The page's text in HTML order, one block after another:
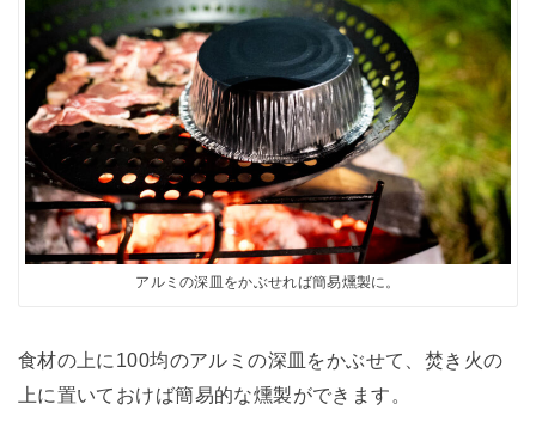
アルミの深皿をかぶせれば簡易燻製に。
食材の上に100均のアルミの深皿をかぶせて、焚き火の
上に置いておけば簡易的な燻製ができます。